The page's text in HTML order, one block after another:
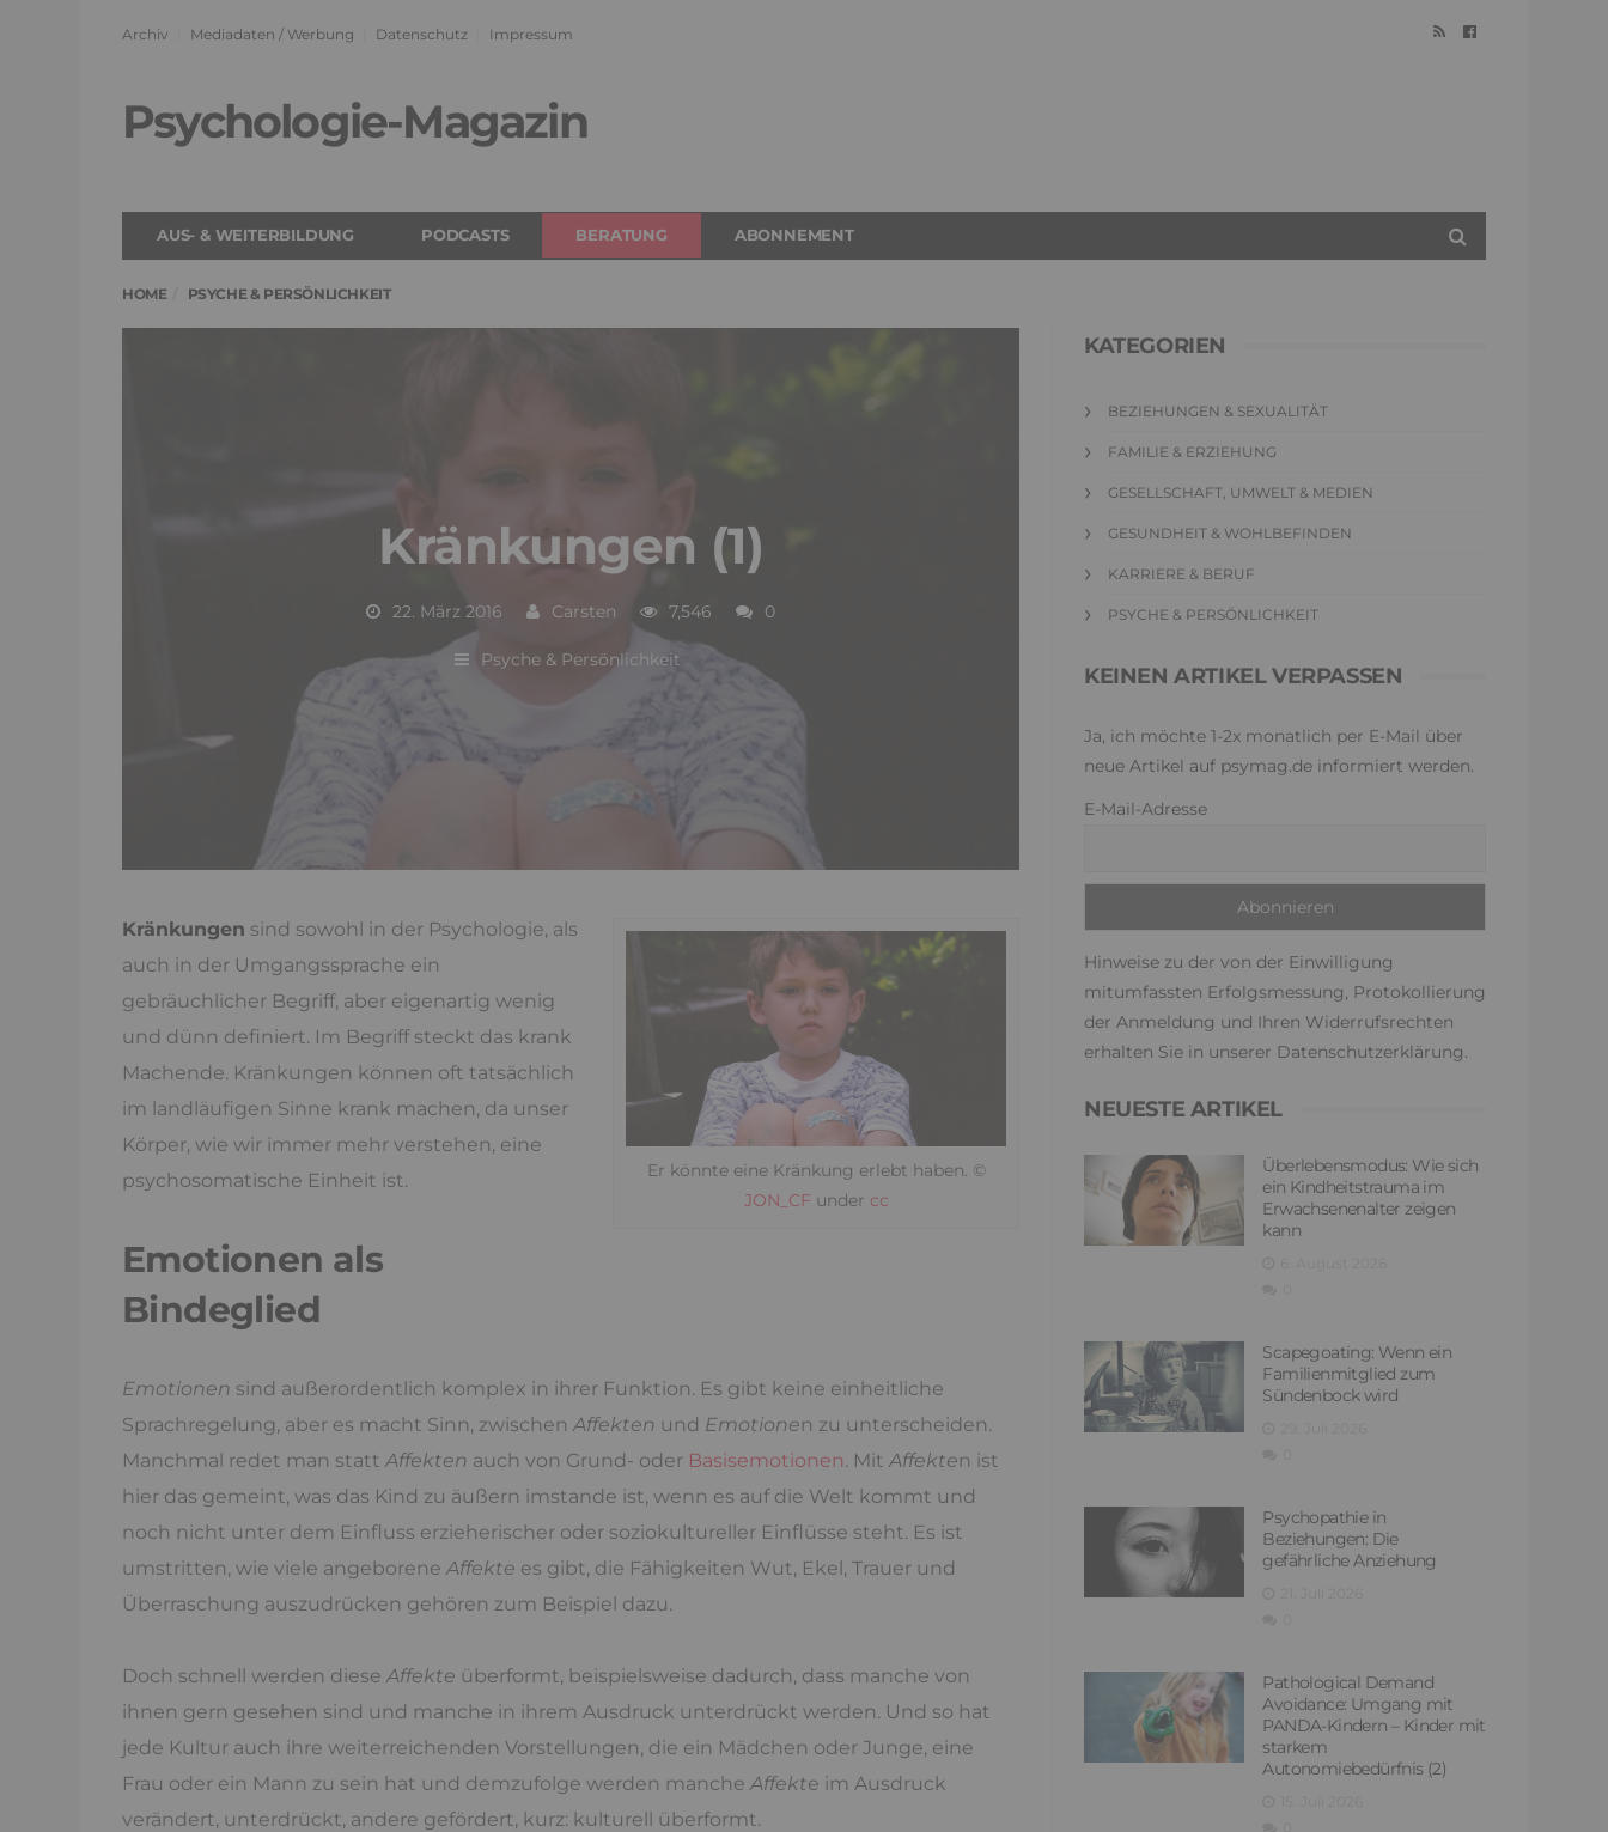
Archiv Mediadaten / Werbung Datenschutz Impressum
Psychologie-Magazin
AUS- & WEITERBILDUNG PODCASTS BERATUNG ABONNEMENT
HOME PSYCHE & PERSÖNLICHKEIT
Kränkungen (1)
22. März 2016 Carsten 7,546 0
Psyche & Persönlichkeit
Er könnte eine Kränkung erlebt haben. ©
JON_CF under cc
Kränkungen sind sowohl in der Psychologie, als
auch in der Umgangssprache ein
gebräuchlicher Begriff, aber eigenartig wenig
und dünn definiert. Im Begriff steckt das krank
Machende. Kränkungen können oft tatsächlich
im landläufigen Sinne krank machen, da unser
Körper, wie wir immer mehr verstehen, eine
psychosomatische Einheit ist.
Emotionen als
Bindeglied
Emotionen sind außerordentlich komplex in ihrer Funktion. Es gibt keine einheitliche
Sprachregelung, aber es macht Sinn, zwischenAffekten und Emotionen zu unterscheiden.
Manchmal redet man stattAffekten auch von Grund- oder Basisemotionen. MitAffekten ist
hier das gemeint, was das Kind zu äußern imstande ist, wenn es auf die Welt kommt und
noch nicht unter dem Einfluss erzieherischer oder soziokultureller Einflüsse steht. Es ist
umstritten, wie viele angeboreneAffekte es gibt, die Fähigkeiten Wut, Ekel, Trauer und
Überraschung auszudrücken gehören zum Beispiel dazu.
Doch schnell werden dieseAffekte überformt, beispielsweise dadurch, dass manche von
ihnen gern gesehen sind und manche in ihrem Ausdruck unterdrückt werden. Und so hat
jede Kultur auch ihre weiterreichenden Vorstellungen, die ein Mädchen oder Junge, eine
Frau oder ein Mann zu sein hat und demzufolge werden mancheAffekte im Ausdruck
verändert, unterdrückt, andere gefördert, kurz: kulturell überformt.
KATEGORIEN
BEZIEHUNGEN & SEXUALITÄT
FAMILIE & ERZIEHUNG
GESELLSCHAFT, UMWELT & MEDIEN
GESUNDHEIT & WOHLBEFINDEN
KARRIERE & BERUF
PSYCHE & PERSÖNLICHKEIT
KEINEN ARTIKEL VERPASSEN
Ja, ich möchte 1-2x monatlich per E-Mail über
neue Artikel auf psymag.de informiert werden.
E-Mail-Adresse
Hinweise zu der von der Einwilligung
mitumfassten Erfolgsmessung, Protokollierung
der Anmeldung und Ihren Widerrufsrechten
erhalten Sie in unserer Datenschutzerklärung.
NEUESTE ARTIKEL
Überlebensmodus: Wie sich
ein Kindheitstrauma im
Erwachsenenalter zeigen
kann
Scapegoating: Wenn ein
Familienmitglied zum
Sündenbock wird
Psychopathie in
Beziehungen: Die
gefährliche Anziehung
Pathological Demand
Avoidance: Umgang mit
PANDA-Kindern – Kinder mit
starkem
Autonomiebedürfnis (2)